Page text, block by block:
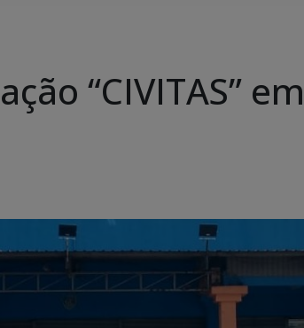
“CIVITAS”